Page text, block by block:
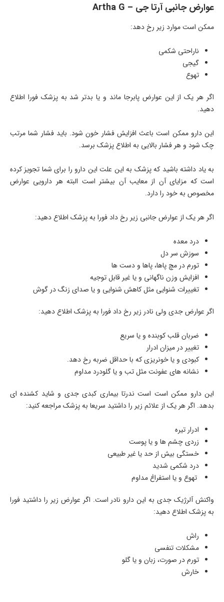
عوارض جانبی آرتا جی – Artha G
ممکن است موارد زیر رخ دهد:
ناراحتی شکمی
گیجی
تهوع
اگر هر یک از این عوارض پابرجا ماند و یا بدتر شد به پزشک فورا اطلاع
دهید.
این دارو ممکن است باعث افزایش فشار خون شود. باید فشار شما مرتب
چک شود و هر فشار بالایی به اطلاع پزشک برسد.
به یاد داشته باشید که پزشک به این علت این دارو را برای شما تجویز کرده
است که مزایای آن از معایب آن بیشتر است البته هر دارویی عوارض
مخصوص به خود را دارد.
اگر هر یک از عوارض جانبی زیر رخ داد فورا به پزشک اطلاع دهید:
درد معده
سوزش سر دل
تورم در مچ پاها، پاها و دست ها
افزایش وزن ناگهانی و یا غیر قابل توجیه
تغییرات شنوایی مثل کاهش شنوایی و یا صدای زنگ در گوش
اگر عوارض جدی ولی نادر زیر رخ داد فورا به پزشک اطلاع دهید:
ضربان قلب کوبنده و یا سریع
تغییر در میزان ادرار
کبودی و یا خونریزی که با حداقل ضربه رخ دهد.
نشانه های عفونت مثل تب و یا گلودرد مداوم
این دارو ممکن است است ندرتا بیماری کبدی جدی و شاید کشنده ای
بدهد. اگر هر یک از علائم زیر را داشتید سریعا به پزشک مراجعه کنید:
ادرار تیره
زردی چشم ها و یا پوست
خستگی بیش از حد یا غیر طبیعی
درد شکمی شدید
تهوع و یا استفراغ مداوم
واکنش آلرژیک جدی به این دارو نادر است. اگر عوارض زیر را داشتید فورا
به پزشک اطلاع دهید:
راش
مشکلات تنفسی
تورم در صورت، زبان و یا گلو
خارش